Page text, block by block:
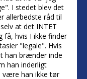
I stedet blev det
allerbedste råd til
at det INTET
få, hvis I ikke finder
"legale". Hvis
han brænder inde
han inderligt
være han ikke tør